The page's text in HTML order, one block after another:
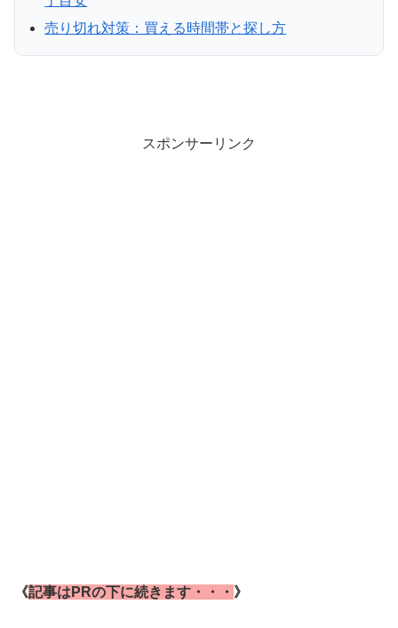
売り切れ対策：買える時間帯と探し方
スポンサーリンク
《記事はPRの下に続きます・・・ 》